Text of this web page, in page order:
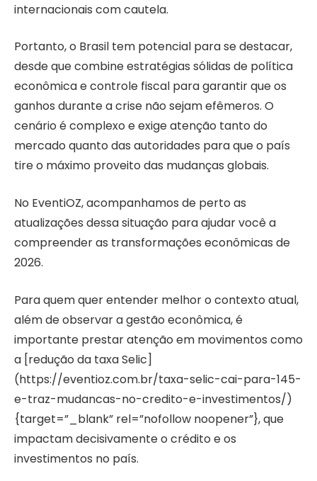
internacionais com cautela.
Portanto, o Brasil tem potencial para se destacar,
desde que combine estratégias sólidas de política
econômica e controle fiscal para garantir que os
ganhos durante a crise não sejam efêmeros. O
cenário é complexo e exige atenção tanto do
mercado quanto das autoridades para que o país
tire o máximo proveito das mudanças globais.
No EventiOZ, acompanhamos de perto as
atualizações dessa situação para ajudar você a
compreender as transformações econômicas de
2026.
Para quem quer entender melhor o contexto atual,
além de observar a gestão econômica, é
importante prestar atenção em movimentos como
a [redução da taxa Selic]
(https://eventioz.com.br/taxa-selic-cai-para-145-
e-traz-mudancas-no-credito-e-investimentos/)
{target=”_blank” rel=”nofollow noopener”}, que
impactam decisivamente o crédito e os
investimentos no país.